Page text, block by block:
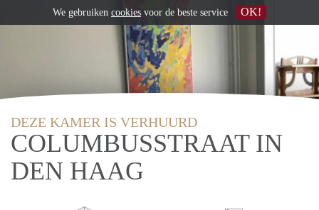
DEZE KAMER IS VERHUURD
COLUMBUSSTRAAT IN
DEN HAAG
We gebruiken cookies voor de beste service OK!